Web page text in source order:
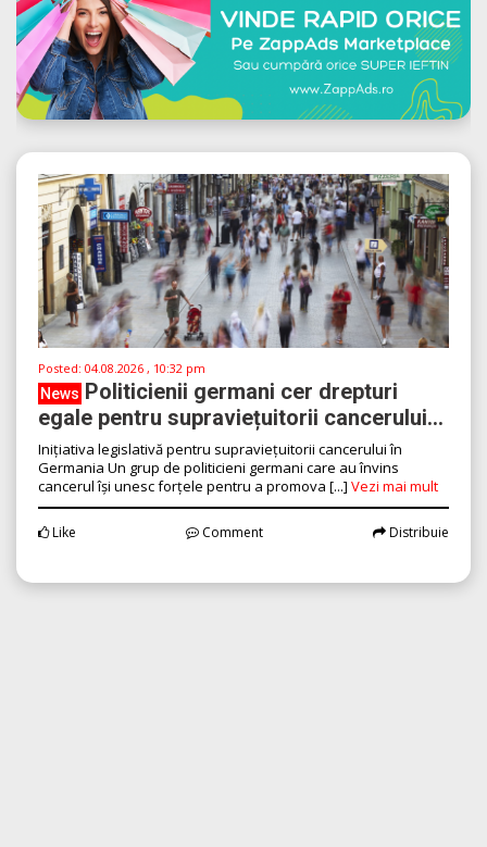
Posted: 04.08.2026 , 10:32 pm
News Politicienii germani cer drepturi
egale pentru supraviețuitorii cancerului...
Inițiativa legislativă pentru supraviețuitorii cancerului în
Germania Un grup de politicieni germani care au învins
cancerul își unesc forțele pentru a promova [...] Vezi mai mult
Like Comment Distribuie